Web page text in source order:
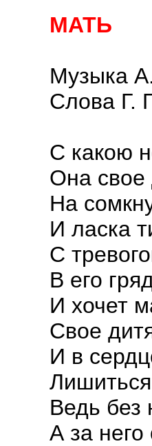
МАТЬ
Музыка
Слова Г.
С какою
Она свое
На
И ласка
С
В его
И хочет
Свое
И в
Ведь без
А за него